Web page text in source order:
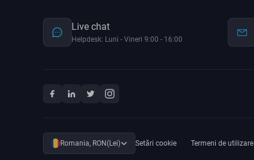
Live chat
Helpdesk: Luni - Vineri 9:00 - 16:00
Romania, RON(Lei) Setări cookie Termeni de utilizare